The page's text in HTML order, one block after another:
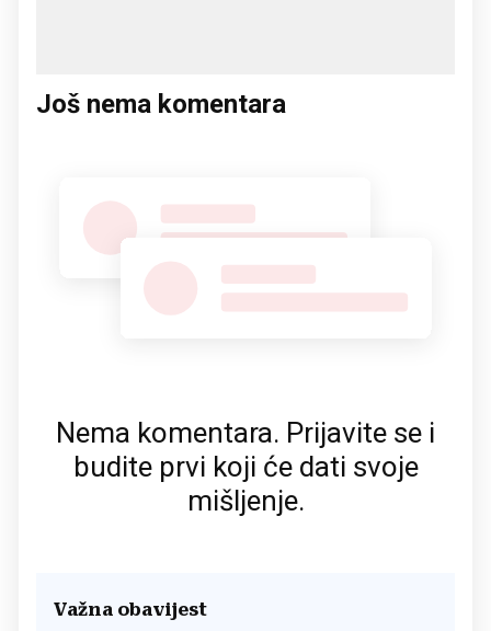
Još nema komentara
Nema komentara. Prijavite se i
budite prvi koji će dati svoje
mišljenje.
Važna obavijest